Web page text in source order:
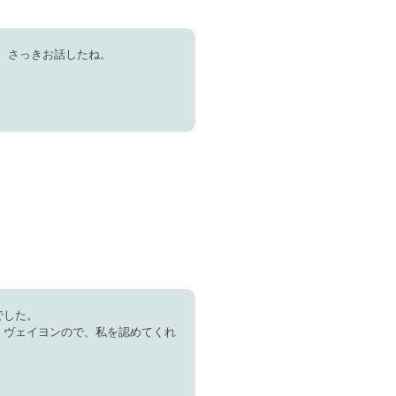
っきお話したね。
た。
ェイヨンので、私を認めてくれ